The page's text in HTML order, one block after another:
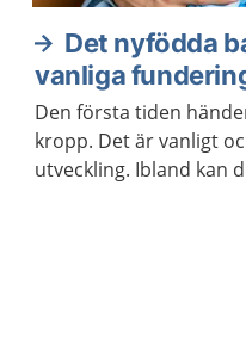
Det nyfödda
vanliga
Den första tiden
kropp. Det är vanligt
utveckling. Ibland kan